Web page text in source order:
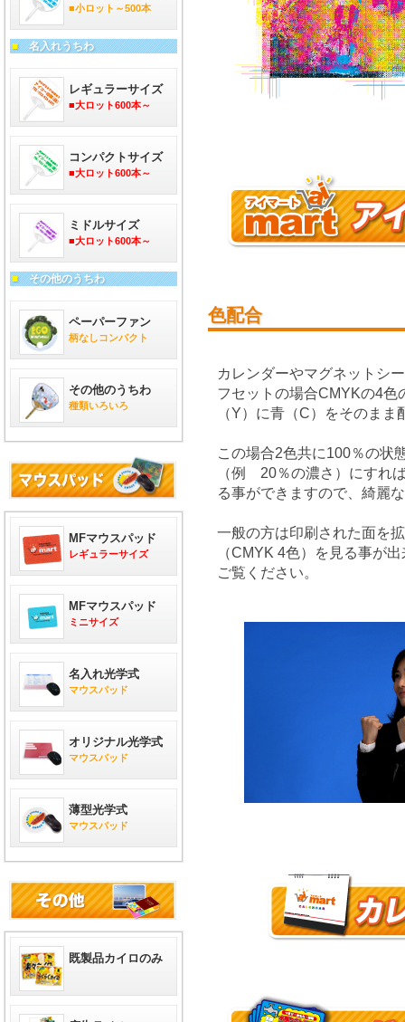
色配合
カレンダーやマグネットシ
フセットの場合CMYKの4色
（Y）に青（C）をそのま
この場合2色共に100％の状
（例 20％の濃さ）にすれ
る事ができますので、綺麗
一般の方は印刷された面を
（CMYK 4色）を見る事が
ご覧ください。
■小ロット～500本
■名入れうちわ
レギュラーサイズ
■大ロット600本～
コンパクトサイズ
■大ロット600本～
ミドルサイズ
■大ロット600本～
■その他のうちわ
ペーパーファン
柄なしコンパクト
その他のうちわ
種類いろいろ
MFマウスパッド
レギュラーサイズ
MFマウスパッド
ミニサイズ
名入れ光学式
マウスパッド
オリジナル光学式
マウスパッド
薄型光学式
マウスパッド
既製品カイロのみ